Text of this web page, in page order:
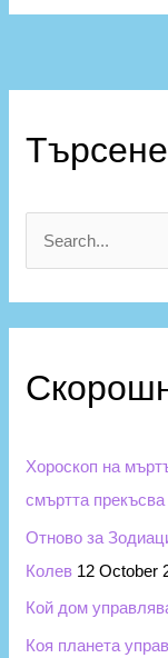
Търсене
c
:
Хороскоп на
смъртта
Отново за
Колев 12 October
Кой дом
Коя планета
а
о
р
и